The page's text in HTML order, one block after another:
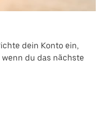
dein Konto ein,
du das nächste